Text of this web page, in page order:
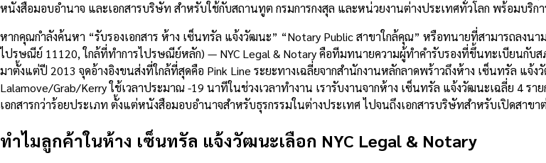
หนังสือมอบอำนาจ และเอกสารบริษัท สำหรับใช้กับสถานทูต กรมการกงสุล และหน่วยงานต่างประเทศทั่วโลก พร้อมบริก
หากคุณกำลังค้นหา “รับรองเอกสาร ห้าง เซ็นทรัล แจ้งวัฒนะ” “Notary Public สาขาใกล้คุณ” หรือทนายที่สามารถลงน
ไปรษณีย์ 11120, ใกล้ที่ทำการไปรษณีย์หลัก) — NYC Legal & Notary คือทีมทนายความผู้ทำคำรับรองที่ขึ้นทะเบียนกับ
มาตั้งแต่ปี 2013 จุดอ้างอิงขนส่งที่ใกล้ที่สุดคือ Pink Line ระยะทางเฉลี่ยจากสำนักงานหลักลาดพร้าวถึงห้าง เซ็นทรัล แจ้
Lalamove/Grab/Kerry ใช้เวลาประมาณ -19 นาทีในช่วงเวลาทำงาน เรารับงานจากห้าง เซ็นทรัล แจ้งวัฒนะเฉลี่ย 4 ร
เอกสารกว่าร้อยประเภท ตั้งแต่หนังสือมอบอำนาจสำหรับธุรกรรมในต่างประเทศ ไปจนถึงเอกสารบริษัทสำหรับเปิดสาขา
ทำไมลูกค้าในห้าง เซ็นทรัล แจ้งวัฒนะเลือก NYC Legal & Notary